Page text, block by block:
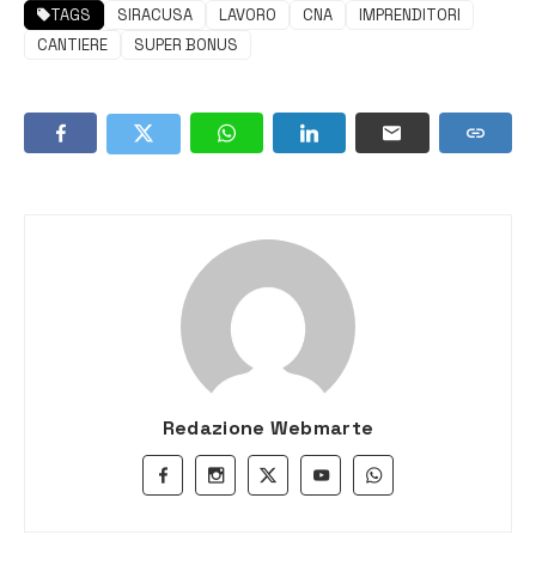
TAGS SIRACUSA LAVORO CNA
IMPRENDITORI
CANTIERE
SUPER BONUS
Redazione Webmarte